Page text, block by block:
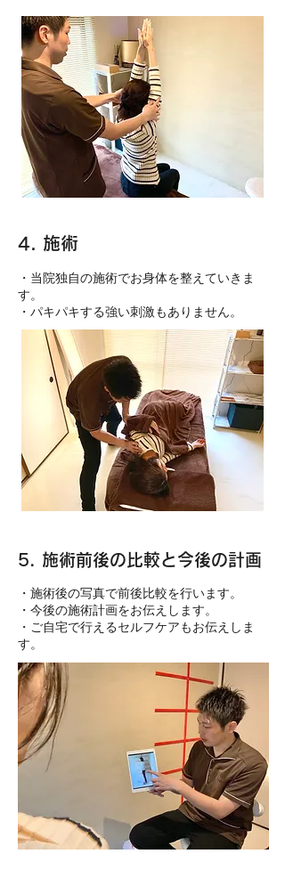
4. 施術
​・当院独自の施術でお身体を整えていきま
す。
​・パキパキする強い刺激もありません。
5. 施術前後の比較と今後の計画
​・施術後の写真で前後比較を行います。
・今後の施術計画をお伝えします。
・ご自宅で行えるセルフケアもお伝えしま
す。